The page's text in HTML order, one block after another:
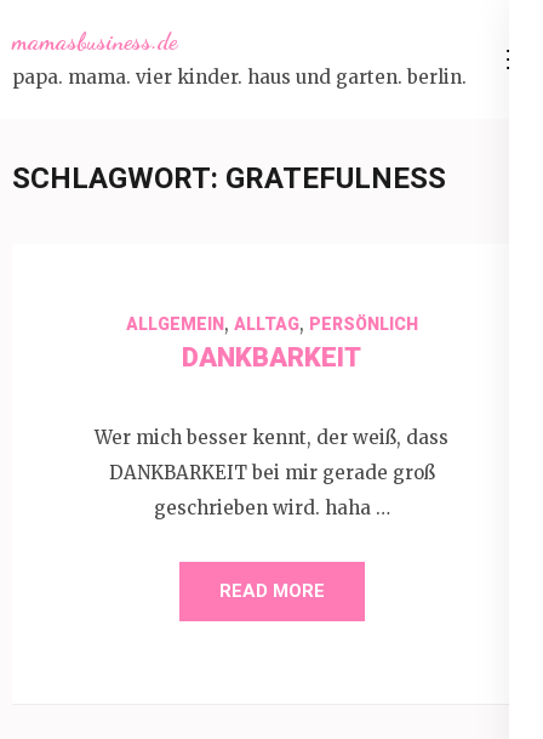
to
content
mamasbusiness.de
papa. mama. vier kinder. haus und garten. berlin.
SCHLAGWORT: GRATEFULNESS
ALLGEMEIN, ALLTAG, PERSÖNLICH
DANKBARKEIT
Wer mich besser kennt, der weiß, dass
DANKBARKEIT bei mir gerade groß
geschrieben wird. haha …
READ MORE